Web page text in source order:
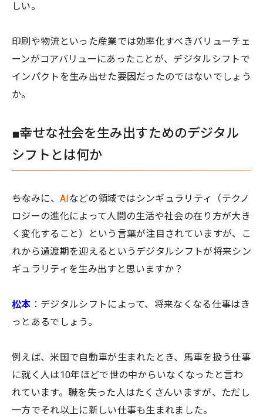
しい。
印刷や物流といった産業では効率化すべきバリューチェ
ーンがコアバリューにあったことが、デジタルシフトで
インパクトを生み出せた要因だったのではないでしょう
か。
■幸せな社会を生み出すためのデジタル
シフトとは何か
――ちなみに、 AI などの領域ではシンギュラリティ（テクノ
ロジーの進化によって人間の生活や社会の在り方が大き
く変化すること）という言葉が注目されていますが、こ
れから過渡期を迎えるというデジタルシフトが将来シン
ギュラリティを生み出すと思いますか？
松本 ：デジタルシフトによって、将来なくなる仕事はき
っとあるでしょう。
例えば、米国で自動車が生まれたとき、馬車を扱う仕事
に就く人は10年ほどで世の中からいなくなったと言わ
れています。職を失った人はたくさんいますが、ただし
一方でそれ以上に新しい仕事も生まれました。